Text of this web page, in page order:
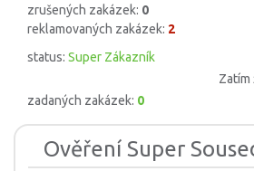
zrušených zakázek: 0
reklamovaných zakázek: 2
status: Super Zákazník
Zatím
zadaných zakázek: 0
Ověření Super